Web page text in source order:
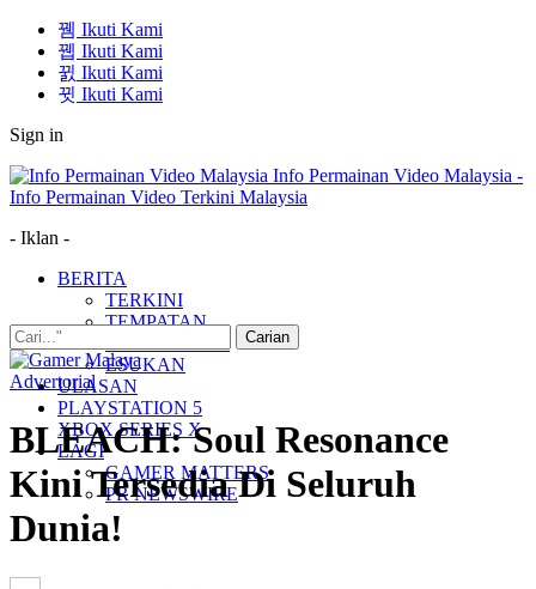
Ikuti Kami
Ikuti Kami
Ikuti Kami
Ikuti Kami
Sign in
Info Permainan Video Malaysia -
Info Permainan Video Terkini Malaysia
- Iklan -
BERITA
TERKINI
TEMPATAN
ESUKAN
ULASAN
PLAYSTATION 5
XBOX SERIES X
LAGI
GAMER MATTERS
PR NEWSWIRE
Advertorial
BLEACH: Soul Resonance
Kini Tersedia Di Seluruh
Dunia!